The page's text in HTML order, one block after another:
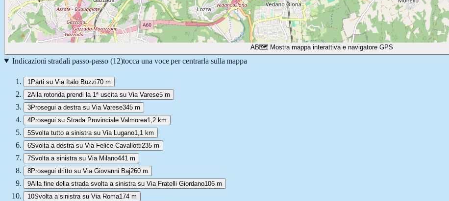
AB🗺️ Mostra mappa interattiva e navigatore GPS
Indicazioni stradali passo-passo (12)tocca una voce per centrarla sulla mappa
1 Parti su Via Italo Buzzi70 m
2Alla rotonda prendi la 1ª uscita su Via Varese5 m
3Prosegui a destra su Via Varese345 m
4Prosegui su Strada Provinciale Valmorea1,2 km
5Svolta tutto a sinistra su Via Lugano1,1 km
6Svolta a destra su Via Felice Cavallotti235 m
7Svolta a sinistra su Via Milano441 m
8Prosegui dritto su Via Giovanni Baj260 m
9Alla fine della strada svolta a sinistra su Via Fratelli Giordano106 m
10Svolta a sinistra su Via Roma174 m